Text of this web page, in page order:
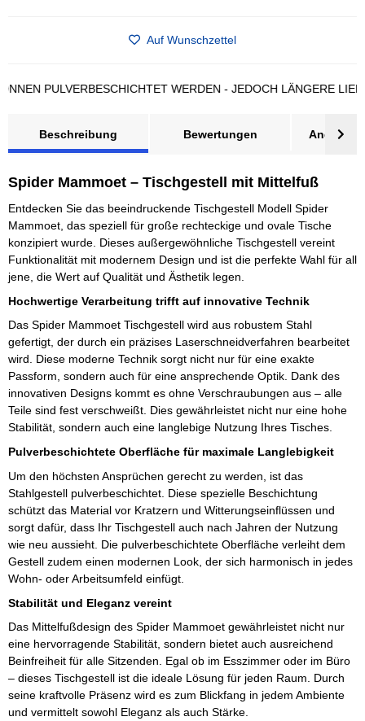
Auf Wunschzettel
PULVERBESCHICHTET WERDEN - JEDOCH LÄNGERE
Beschreibung Bewertungen Angebot
Spider Mammoet – Tischgestell mit Mittelfuß
Entdecken Sie das beeindruckende Tischgestell Modell Spider
Mammoet, das speziell für große rechteckige und ovale Tische
konzipiert wurde. Dieses außergewöhnliche Tischgestell vereint
Funktionalität mit modernem Design und ist die perfekte Wahl für all
jene, die Wert auf Qualität und Ästhetik legen.
Hochwertige Verarbeitung trifft auf innovative Technik
Das Spider Mammoet Tischgestell wird aus robustem Stahl
gefertigt, der durch ein präzises Laserschneidverfahren bearbeitet
wird. Diese moderne Technik sorgt nicht nur für eine exakte
Passform, sondern auch für eine ansprechende Optik. Dank des
innovativen Designs kommt es ohne Verschraubungen aus – alle
Teile sind fest verschweißt. Dies gewährleistet nicht nur eine hohe
Stabilität, sondern auch eine langlebige Nutzung Ihres Tisches.
Pulverbeschichtete Oberfläche für maximale Langlebigkeit
Um den höchsten Ansprüchen gerecht zu werden, ist das
Stahlgestell pulverbeschichtet. Diese spezielle Beschichtung
schützt das Material vor Kratzern und Witterungseinflüssen und
sorgt dafür, dass Ihr Tischgestell auch nach Jahren der Nutzung
wie neu aussieht. Die pulverbeschichtete Oberfläche verleiht dem
Gestell zudem einen modernen Look, der sich harmonisch in jedes
Wohn- oder Arbeitsumfeld einfügt.
Stabilität und Eleganz vereint
Das Mittelfußdesign des Spider Mammoet gewährleistet nicht nur
eine hervorragende Stabilität, sondern bietet auch ausreichend
Beinfreiheit für alle Sitzenden. Egal ob im Esszimmer oder im Büro
– dieses Tischgestell ist die ideale Lösung für jeden Raum. Durch
seine kraftvolle Präsenz wird es zum Blickfang in jedem Ambiente
und vermittelt sowohl Eleganz als auch Stärke.